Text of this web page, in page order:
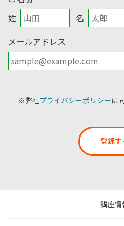
姓
名
メールアドレス
※弊社プライバシーポリシーに
登録す
講座情